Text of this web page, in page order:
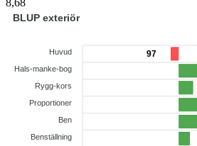
97
Huvud
Hals-manke-bog
Rygg-kors
Proportioner
Ben
Benställning
BLUP exteriör